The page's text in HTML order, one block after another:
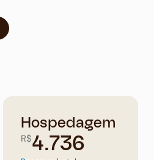
Hospedagem
R$4.736